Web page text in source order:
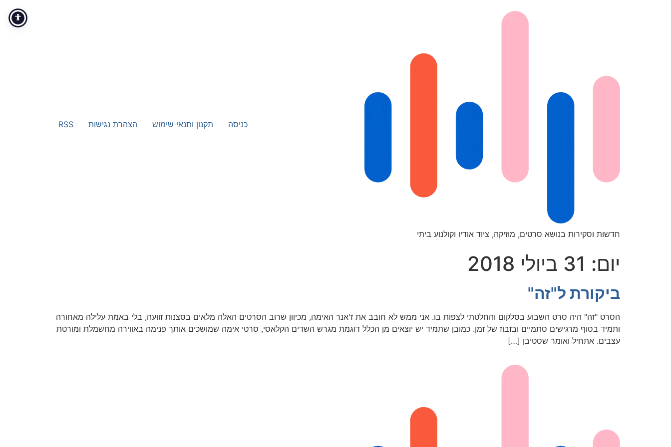
חדשות וסקירות בנושא סרטים, מוזיקה, ציוד אודיו וקולנוע ביתי
כניסה תקנון ותנאי שימוש הצהרת נגישות RSS
יום: 31 ביולי 2018
ביקורת ל"זה"
הסרט "זה" היה סרט השבוע בסלקום והחלטתי לצפות בו. אני ממש לא חובב את ז'אנר האימה, מכיוון שרוב הסרטים האלה מלאים בסצנות זוועה, בלי באמת עלילה מאחורה
ותמיד בסוף מרגישים סתמיים ובזבוז של זמן. כמובן שתמיד יש יוצאים מן הכלל דוגמת מגרש השדים הקלאסי, סרטי אימה שמושכים אותך פנימה באווירה מחשמלת ומורטת
עצבים. אתחיל ואומר שסטיבן […]